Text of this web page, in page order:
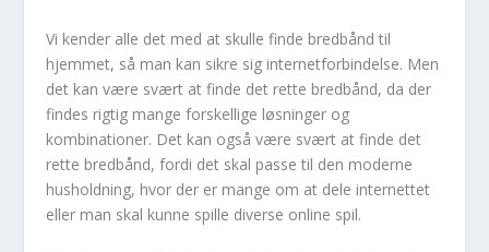
Vi kender alle det med at skulle finde bredbånd til
hjemmet, så man kan sikre sig internetforbindelse. Men
det kan være svært at finde det rette bredbånd, da der
findes rigtig mange forskellige løsninger og
kombinationer. Det kan også være svært at finde det
rette bredbånd, fordi det skal passe til den moderne
husholdning, hvor der er mange om at dele internettet
eller man skal kunne spille diverse online spil.